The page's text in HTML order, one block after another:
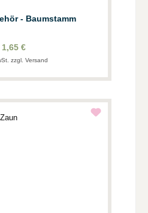
- Baumstamm
1,65 €
zzgl. Versand